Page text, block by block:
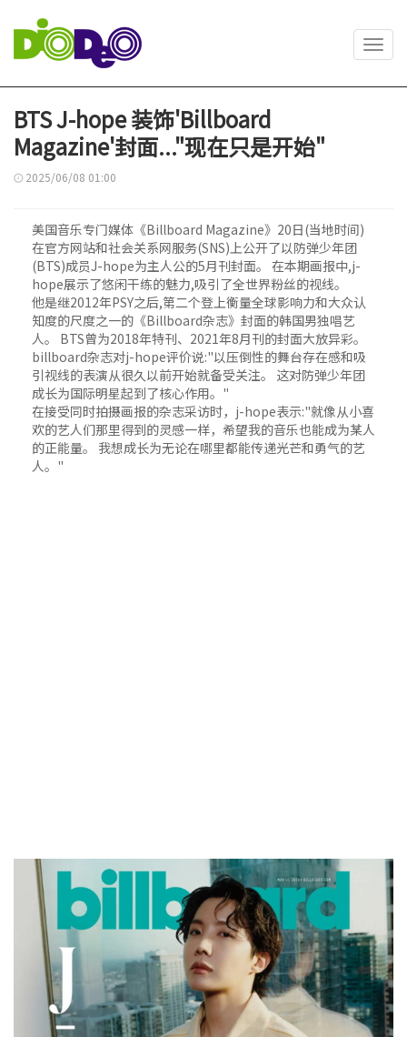
BTS J-hope 装饰'Billboard
Magazine'封面..."现在只是开始"
2025/06/08 01:00
美国音乐专门媒体《Billboard Magazine》20日(当地时间)
在官方网站和社会关系网服务(SNS)上公开了以防弹少年团
(BTS)成员J-hope为主人公的5月刊封面。 在本期画报中,j-
hope展示了悠闲干练的魅力,吸引了全世界粉丝的视线。
他是继2012年PSY之后,第二个登上衡量全球影响力和大众认
知度的尺度之一的《Billboard杂志》封面的韩国男独唱艺
人。 BTS曾为2018年特刊、2021年8月刊的封面大放异彩。
billboard杂志对j-hope评价说:"以压倒性的舞台存在感和吸
引视线的表演从很久以前开始就备受关注。 这对防弹少年团
成长为国际明星起到了核心作用。"
在接受同时拍摄画报的杂志采访时，j-hope表示:"就像从小喜
欢的艺人们那里得到的灵感一样，希望我的音乐也能成为某人
的正能量。 我想成长为无论在哪里都能传递光芒和勇气的艺
人。"